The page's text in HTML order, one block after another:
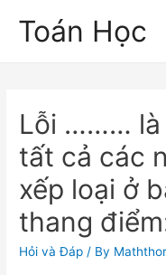
Toán Học
Lỗi ……… là
tất cả các
xếp loại ở
thang
Hỏi và Đáp / By